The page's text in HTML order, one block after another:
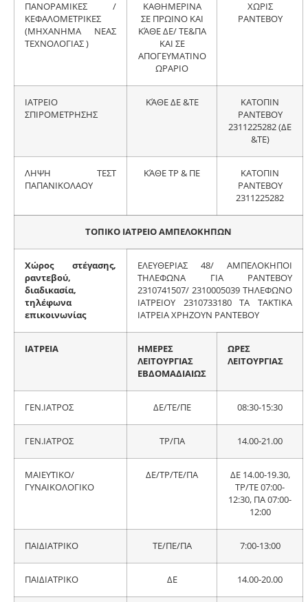
ΠΑΝΟΡΑΜΙΚΕΣ /
ΚΕΦΑΛΟΜΕΤΡΙΚΕΣ
(ΜΗΧΑΝΗΜΑ ΝΕΑΣ
ΤΕΧΝΟΛΟΓΙΑΣ )
ΚΑΘΗΜΕΡΙΝΑ
ΣΕ ΠΡΩΙΝΟ ΚΑΙ
ΚΆΘΕ ΔΕ/ ΤΕ&ΠΑ
ΚΑΙ ΣΕ
ΑΠΟΓΕΥΜΑΤΙΝΟ
ΩΡΑΡΙΟ
ΧΩΡΙΣ
ΡΑΝΤΕΒΟΥ
ΙΑΤΡΕΙΟ
ΣΠΙΡΟΜΕΤΡΗΣΗΣ
ΚΆΘΕ ΔΕ &ΤΕ
ΚΑΤΟΠΙΝ
ΡΑΝΤΕΒΟΥ
2311225282 (ΔΕ
&ΤΕ)
ΛΗΨΗ ΤΕΣΤ
ΠΑΠΑΝΙΚΟΛΑΟΥ
ΚΆΘΕ ΤΡ & ΠΕ
ΚΑΤΟΠΙΝ
ΡΑΝΤΕΒΟΥ
2311225282
ΤΟΠΙΚΟ ΙΑΤΡΕΙΟ ΑΜΠΕΛΟΚΗΠΩΝ
Χώρος στέγασης,
ραντεβού,
διαδικασία,
τηλέφωνα
επικοινωνίας
ΕΛΕΥΘΕΡΙΑΣ 48/ ΑΜΠΕΛΟΚΗΠΟΙ
ΤΗΛΕΦΩΝΑ ΓΙΑ ΡΑΝΤΕΒΟΥ
2310741507/ 2310005039 ΤΗΛΕΦΩΝΟ
ΙΑΤΡΕΙΟΥ 2310733180 ΤΑ ΤΑΚΤΙΚΑ
ΙΑΤΡΕΙΑ ΧΡΗΖΟΥΝ ΡΑΝΤΕΒΟΥ
ΙΑΤΡΕΙΑ
ΗΜΕΡΕΣ
ΛΕΙΤΟΥΡΓΙΑΣ
ΕΒΔΟΜΑΔΙΑΙΩΣ
ΩΡΕΣ
ΛΕΙΤΟΥΡΓΙΑΣ
ΓΕΝ.ΙΑΤΡΟΣ ΔΕ/ΤΕ/ΠΕ 08:30-15:30
ΓΕΝ.ΙΑΤΡΟΣ ΤΡ/ΠΑ 14.00-21.00
ΜΑΙΕΥΤΙΚΟ/
ΓΥΝΑΙΚΟΛΟΓΙΚΟ
ΔΕ/ΤΡ/ΤΕ/ΠΑ
ΔΕ 14.00-19.30,
ΤΡ/ΤΕ 07:00-
12:30, ΠΑ 07:00-
12:00
ΠΑΙΔΙΑΤΡΙΚΟ ΤΕ/ΠΕ/ΠΑ 7:00-13:00
ΠΑΙΔΙΑΤΡΙΚΟ ΔΕ 14.00-20.00